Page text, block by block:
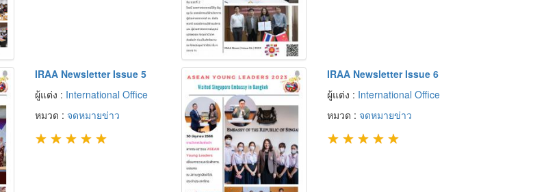
IRAA Newsletter Issue 5
ผู้แต่ง : International Office
หมวด : จดหมายข่าว
★ ★ ★ ★ ★
IRAA Newsletter Issue 6
ผู้แต่ง : International Office
หมวด : จดหมายข่าว
★ ★ ★ ★ ★